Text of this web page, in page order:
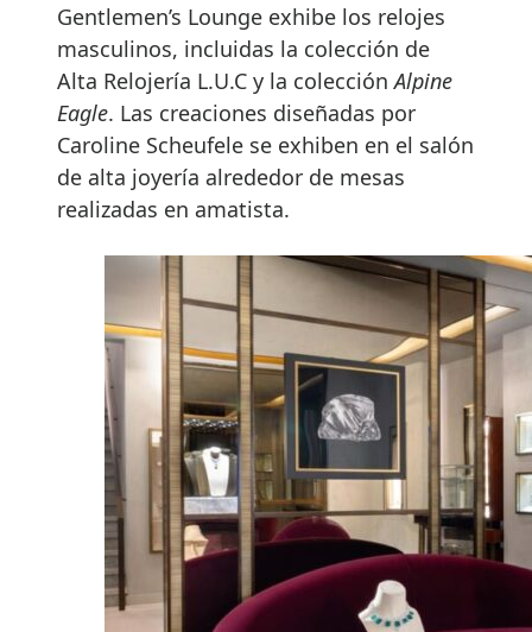
Gentlemen’s Lounge exhibe los relojes
masculinos, incluidas la colección de
Alta Relojería L.U.C y la colecciónAlpine
Eagle. Las creaciones diseñadas por
Caroline Scheufele se exhiben en el salón
de alta joyería alrededor de mesas
realizadas en amatista.